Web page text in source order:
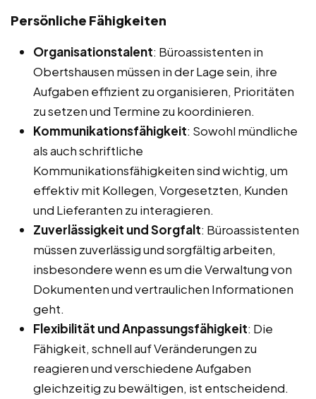
Persönliche Fähigkeiten
Organisationstalent: Büroassistenten in
Obertshausen müssen in der Lage sein, ihre
Aufgaben effizient zu organisieren, Prioritäten
zu setzen und Termine zu koordinieren.
Kommunikationsfähigkeit: Sowohl mündliche
als auch schriftliche
Kommunikationsfähigkeiten sind wichtig, um
effektiv mit Kollegen, Vorgesetzten, Kunden
und Lieferanten zu interagieren.
Zuverlässigkeit und Sorgfalt: Büroassistenten
müssen zuverlässig und sorgfältig arbeiten,
insbesondere wenn es um die Verwaltung von
Dokumenten und vertraulichen Informationen
geht.
Flexibilität und Anpassungsfähigkeit: Die
Fähigkeit, schnell auf Veränderungen zu
reagieren und verschiedene Aufgaben
gleichzeitig zu bewältigen, ist entscheidend.